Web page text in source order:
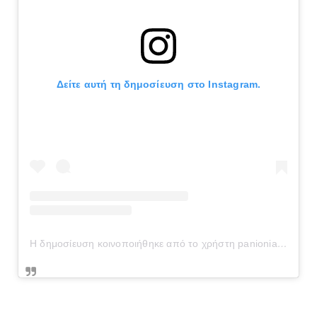
Δείτε αυτή τη δημοσίευση στο Instagram.
Η δημοσίευση κοινοποιήθηκε από το χρήστη panionianea.gr (@panionianea.gr)